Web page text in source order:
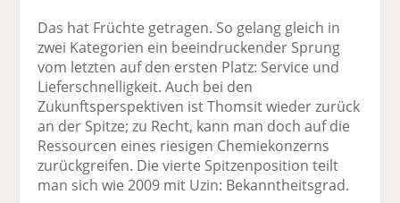
Das hat Früchte getragen. So gelang gleich in
zwei Kategorien ein beeindruckender Sprung
vom letzten auf den ersten Platz: Service und
Lieferschnelligkeit. Auch bei den
Zukunftsperspektiven ist Thomsit wieder zurück
an der Spitze; zu Recht, kann man doch auf die
Ressourcen eines riesigen Chemiekonzerns
zurückgreifen. Die vierte Spitzenposition teilt
man sich wie 2009 mit Uzin: Bekanntheitsgrad.